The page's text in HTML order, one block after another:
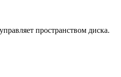
пространством диска.